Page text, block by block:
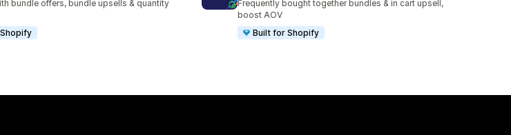
bundle offers, bundle upsells & quantity
Frequently bought together bundles & in cart upsell,
boost AOV
Built for Shopify